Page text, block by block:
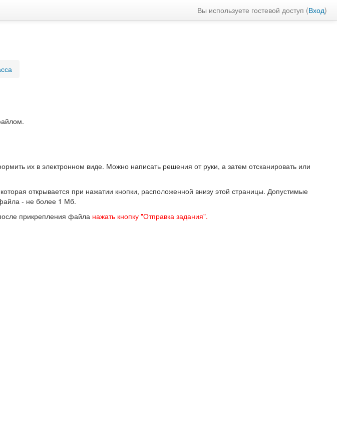
Вы используете гостевой доступ (Вход)
их в электронном виде. Можно написать решения от руки, а затем отсканировать или
открывается при нажатии кнопки, расположенной внизу этой страницы. Допустимые
- не более 1 Мб.
прикрепления файла нажать кнопку "Отправка задания".